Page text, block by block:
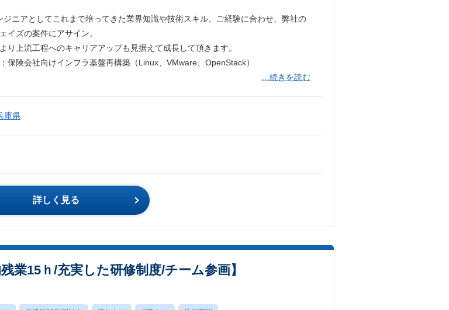
ジニアとしてこれまで培ってきた業界知識や技術スキル、ご経験に合わせ、弊社の
イズの案件にアサイン。
り上流工程へのキャリアアップも見据えて成長して頂きます。
保険会社向けインフラ基盤再構築（Linux、VMware、OpenStack）
…続きを読む
庫県
詳しく見る
業15ｈ/充実した研修制度/チーム参画】